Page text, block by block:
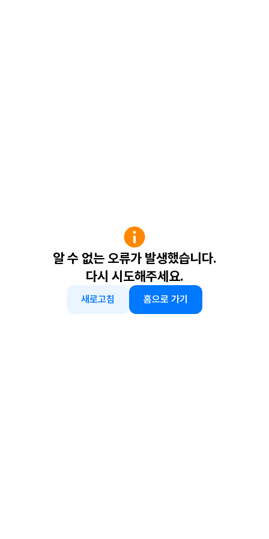
알 수 없는 오류가 발생했습니다.
다시 시도해주세요.
새로고침 홈으로 가기